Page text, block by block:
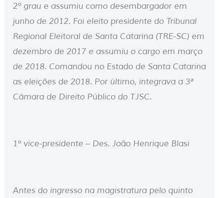
2º grau e assumiu como desembargador em
junho de 2012. Foi eleito presidente do Tribunal
Regional Eleitoral de Santa Catarina (TRE-SC) em
dezembro de 2017 e assumiu o cargo em março
de 2018. Comandou no Estado de Santa Catarina
as eleições de 2018. Por último, integrava a 3ª
Câmara de Direito Público do TJSC.
1º vice-presidente – Des. João Henrique Blasi
Antes do ingresso na magistratura pelo quinto